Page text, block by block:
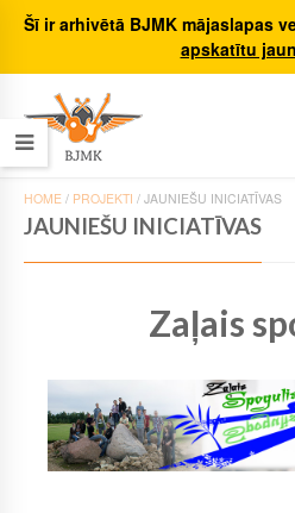
Šī ir arhivētā BJMK mājaslapas
apskatītu
HOME / PROJEKTI / JAUNIEŠU INICIATĪVAS
JAUNIEŠU INICIATĪVAS
Zaļais